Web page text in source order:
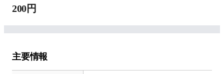
200円
主要情報